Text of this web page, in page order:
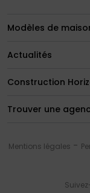
Modèles de
Actualités
Construction
Trouver une
Mentions légales